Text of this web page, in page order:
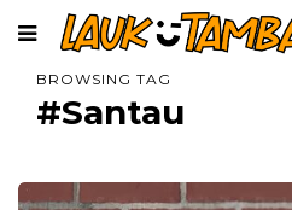
BROWSING TAG
#Santau